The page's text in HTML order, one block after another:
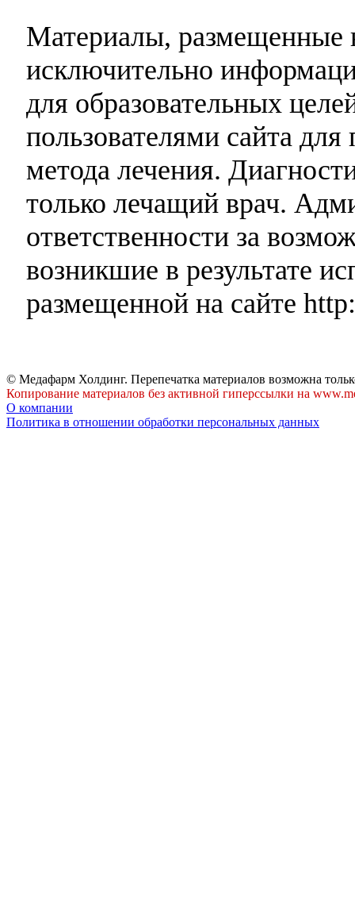
Материалы, размещенные
исключительно
для образовательных
пользователями сайта
метода лечения.
только лечащий врач.
ответственности за
возникшие в результате
размещенной на сайте
© Медафарм Холдинг. Перепечатка материалов возможна
Копирование материалов без активной гиперссылки на
О компании
Политика в отношении обработки персональных данных